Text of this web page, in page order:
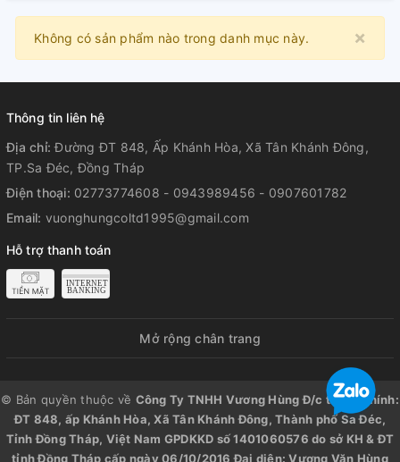
×
Không có sản phẩm nào trong danh mục này.
Thông tin liên hệ
Địa chỉ:Đường ĐT 848, Ấp Khánh Hòa, Xã Tân Khánh Đông,
TP.Sa Đéc, Đồng Tháp
Điện thoại: 02773774608 - 0943989456 - 0907601782
Email: vuonghungcoltd1995@gmail.com
Hỗ trợ thanh toán
Mở rộng chân trang
© Bản quyền thuộc về Công Ty TNHH Vương Hùng Đ/c trụ sở chính:
ĐT 848, ấp Khánh Hòa, Xã Tân Khánh Đông, Thành phố Sa Đéc,
Tỉnh Đồng Tháp, Việt Nam GPDKKD số 1401060576 do sở KH & ĐT
tỉnh Đồng Tháp cấp ngày 06/10/2016 Đại diện: Vương Văn Hùng